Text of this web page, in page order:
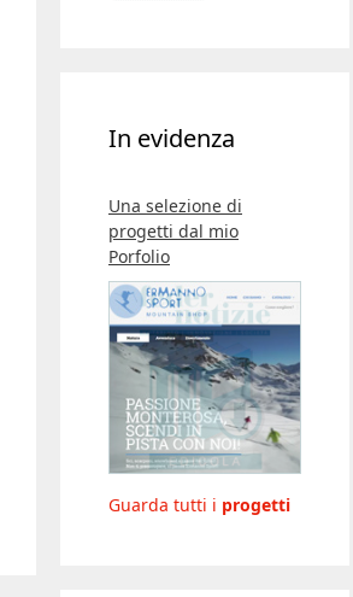
In evidenza
Una selezione di
progetti dal mio
Porfolio
Guarda tutti i progetti